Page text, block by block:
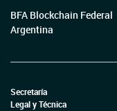
BFA Blockchain Federal
Argentina
Secretaría
Legal y Técnica